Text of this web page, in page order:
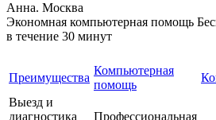
Анна. Москва
Экономная компьютерная помощь
в течение 30 минут
Преимущества
Компьютерная
помощь
Выезд и
диагностика
Профессиональная